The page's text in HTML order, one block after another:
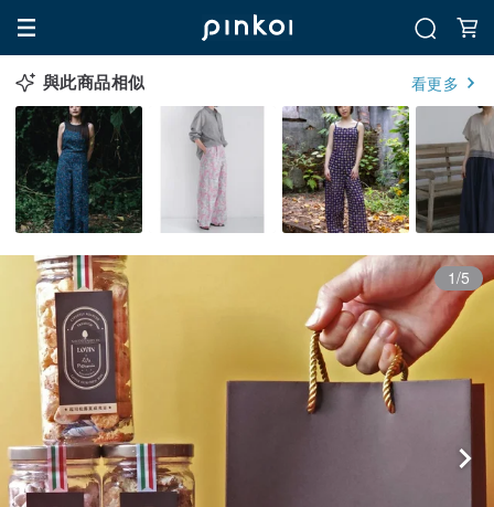
與此商品相似 看更多
1/5